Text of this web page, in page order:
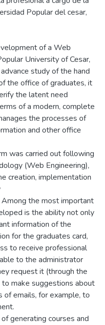
Popular del cesar,
of a Web
University of Cesar,
study of the hand
the office of graduates, it
the latent need
of a modern, complete
the processes of
and other office
was carried out following
(Web Engineering),
creation, implementation
the most important
is the ability not only
information of the
for the graduates card,
to receive professional
to the administrator
request it (through the
make suggestions about
of emails, for example, to
generating courses and